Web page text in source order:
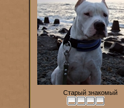
Старый знакомый